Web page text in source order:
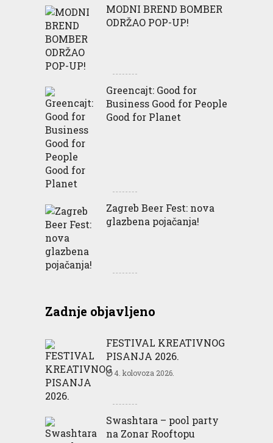
MODNI BREND BOMBER
ODRŽAO POP-UP!
Greencajt: Good for
Business Good for People
Good for Planet
Zagreb Beer Fest: nova
glazbena pojačanja!
Zadnje objavljeno
FESTIVAL KREATIVNOG
PISANJA 2026.
4. kolovoza 2026.
Swashtara – pool party
na Zonar Rooftopu